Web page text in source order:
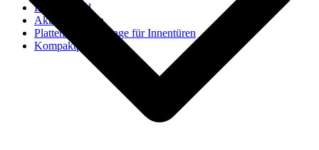
Imi-Verbund
Akustik-Platten
Platten und Rohlinge für Innentüren
Kompaktplatten